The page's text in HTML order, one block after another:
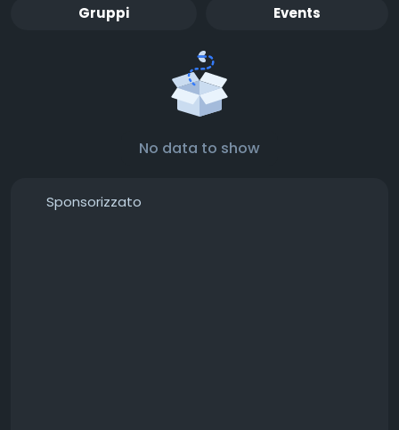
Gruppi Events
No data to show
Sponsorizzato